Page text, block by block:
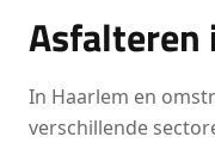
Asfalteren
In Haarlem en
verschillende